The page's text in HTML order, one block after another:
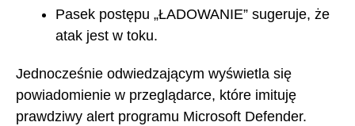
Pasek postępu „ŁADOWANIE” sugeruje, że
atak jest w toku.
Jednocześnie odwiedzającym wyświetla się
powiadomienie w przeglądarce, które imituję
prawdziwy alert programu Microsoft Defender.